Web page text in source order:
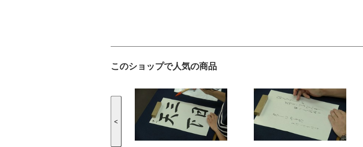
このショップで人気の商品
<